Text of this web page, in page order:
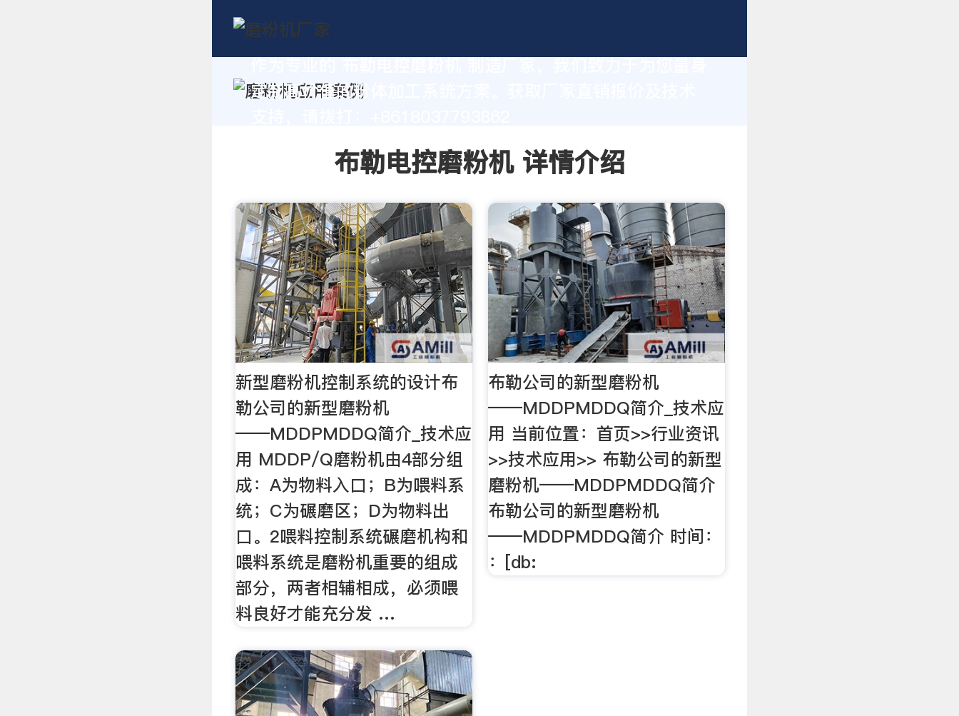
定制高价值的粉体加工系统方案。获取厂家直销报价及技术
布勒电控磨粉机 详情介绍
新型磨粉机控制系统的设计布
勒公司的新型磨粉机
――MDDPMDDQ简介_技术应
用 MDDP/Q磨粉机由4部分组
成：A为物料入口；B为喂料系
统；C为碾磨区；D为物料出
口。2喂料控制系统碾磨机构和
喂料系统是磨粉机重要的组成
部分，两者相辅相成，必须喂
料良好才能充分发 …
布勒公司的新型磨粉机
――MDDPMDDQ简介_技术应
用 当前位置：首页>>行业资讯
>>技术应用>> 布勒公司的新型
磨粉机――MDDPMDDQ简介
布勒公司的新型磨粉机
――MDDPMDDQ简介 时间：
：[db: